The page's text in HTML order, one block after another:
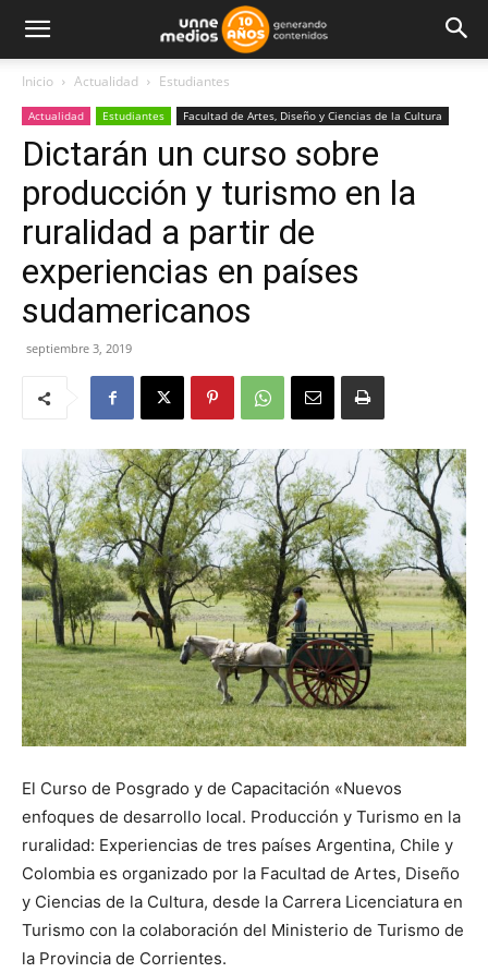
Inicio Actualidad Estudiantes
Actualidad Estudiantes Facultad de Artes, Diseño y Ciencias de la Cultura
Dictarán un curso sobre
producción y turismo en la
ruralidad a partir de
experiencias en países
sudamericanos
septiembre 3, 2019
El Curso de Posgrado y de Capacitación «Nuevos
enfoques de desarrollo local. Producción y Turismo en la
ruralidad: Experiencias de tres países Argentina, Chile y
Colombia es organizado por la Facultad de Artes, Diseño
y Ciencias de la Cultura, desde la Carrera Licenciatura en
Turismo con la colaboración del Ministerio de Turismo de
la Provincia de Corrientes.